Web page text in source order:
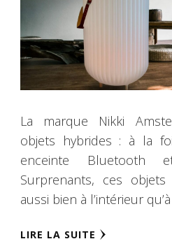
La marque Nikki
objets hybrides : à la
enceinte Bluetooth
Surprenants, ces
aussi bien à l’intérieur
LIRE LA SUITE